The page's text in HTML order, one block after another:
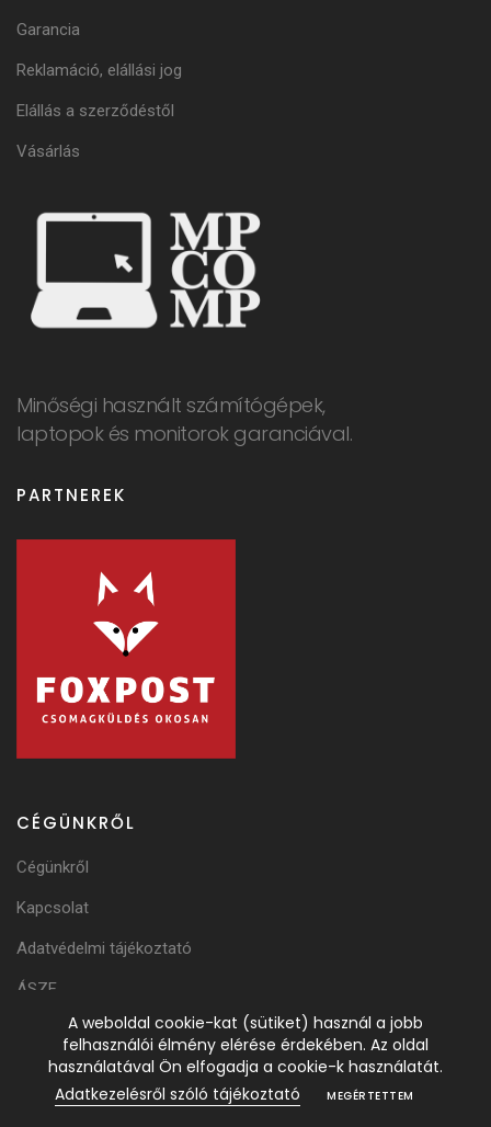
Minőségi használt számítógépek,
laptopok és monitorok garanciával.
CÉGÜNKRŐL
Cégünkről
Kapcsolat
Adatvédelmi tájékoztató
ÁSZF
Adattörlési Tájékoztató
Garancia
Reklamáció, elállási jog
Elállás a szerződéstől
Vásárlás
PARTNEREK
A weboldal cookie-kat (sütiket) használ a jobb
felhasználói élmény elérése érdekében. Az oldal
használatával Ön elfogadja a cookie-k használatát.
Adatkezelésről szóló tájékoztató
MEGÉRTETTEM